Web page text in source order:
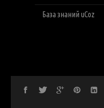
База знаний uCoz